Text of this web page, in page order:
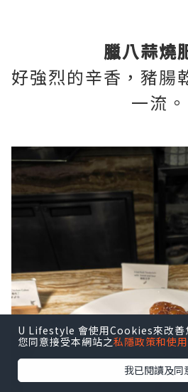
臘八蒜燒
好強烈的辛香，豬腸
一流。
U Lifestyle 會使用Cookies來改善
您同意接受本網站之私隱政策和使
我已閱讀及同